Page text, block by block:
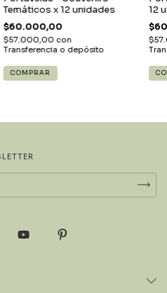
Temáticos x 12 unidades
$60.000,00
$57.000,00 con
Transferencia o depósito
12